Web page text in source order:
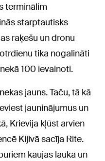
terminālim
starptautisks
raķešu un dronu
tika nogalināti
100 ievainoti.
jauns. Taču, tā kā
jauninājumus un
Krievija kļūst arvien
Kijivā sacīja Rite.
kaujas laukā un